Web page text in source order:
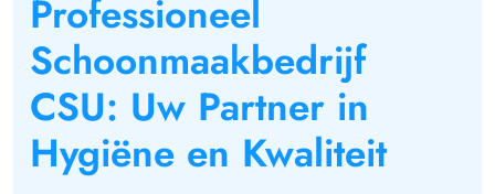
Professioneel
Schoonmaakbedrijf
CSU: Uw Partner in
Hygiëne en Kwaliteit